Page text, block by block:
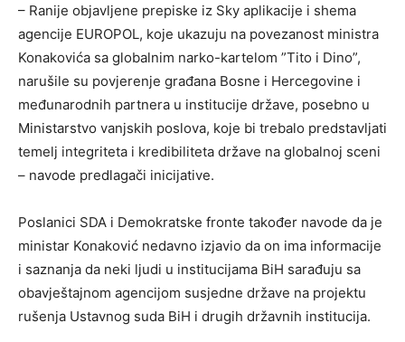
– Ranije objavljene prepiske iz Sky aplikacije i shema
agencije EUROPOL, koje ukazuju na povezanost ministra
Konakovića sa globalnim narko-kartelom ”Tito i Dino”,
narušile su povjerenje građana Bosne i Hercegovine i
međunarodnih partnera u institucije države, posebno u
Ministarstvo vanjskih poslova, koje bi trebalo predstavljati
temelj integriteta i kredibiliteta države na globalnoj sceni
– navode predlagači inicijative.
Poslanici SDA i Demokratske fronte također navode da je
ministar Konaković nedavno izjavio da on ima informacije
i saznanja da neki ljudi u institucijama BiH sarađuju sa
obavještajnom agencijom susjedne države na projektu
rušenja Ustavnog suda BiH i drugih državnih institucija.